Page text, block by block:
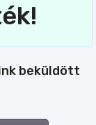
beküldött